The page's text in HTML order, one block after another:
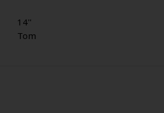
14''
Tom